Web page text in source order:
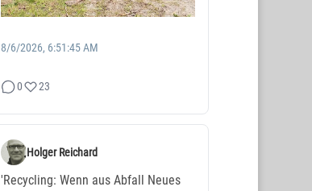
8/6/2026, 6:51:45 AM
0 23
Holger Reichard
'Recycling: Wenn aus Abfall Neues